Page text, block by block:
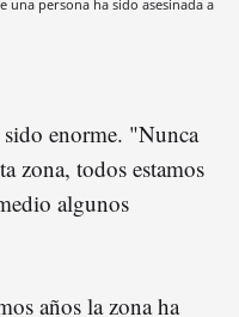
una persona ha sido asesinada a
enorme. "Nunca
zona, todos estamos
algunos
años la zona ha